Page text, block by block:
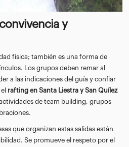
y
física; también es una forma de
Los grupos deben remar al
a las indicaciones del guía y confiar
rafting en Santa Liestra y San Quílez
de team building, grupos
que organizan estas salidas están
Se promueve el respeto por el